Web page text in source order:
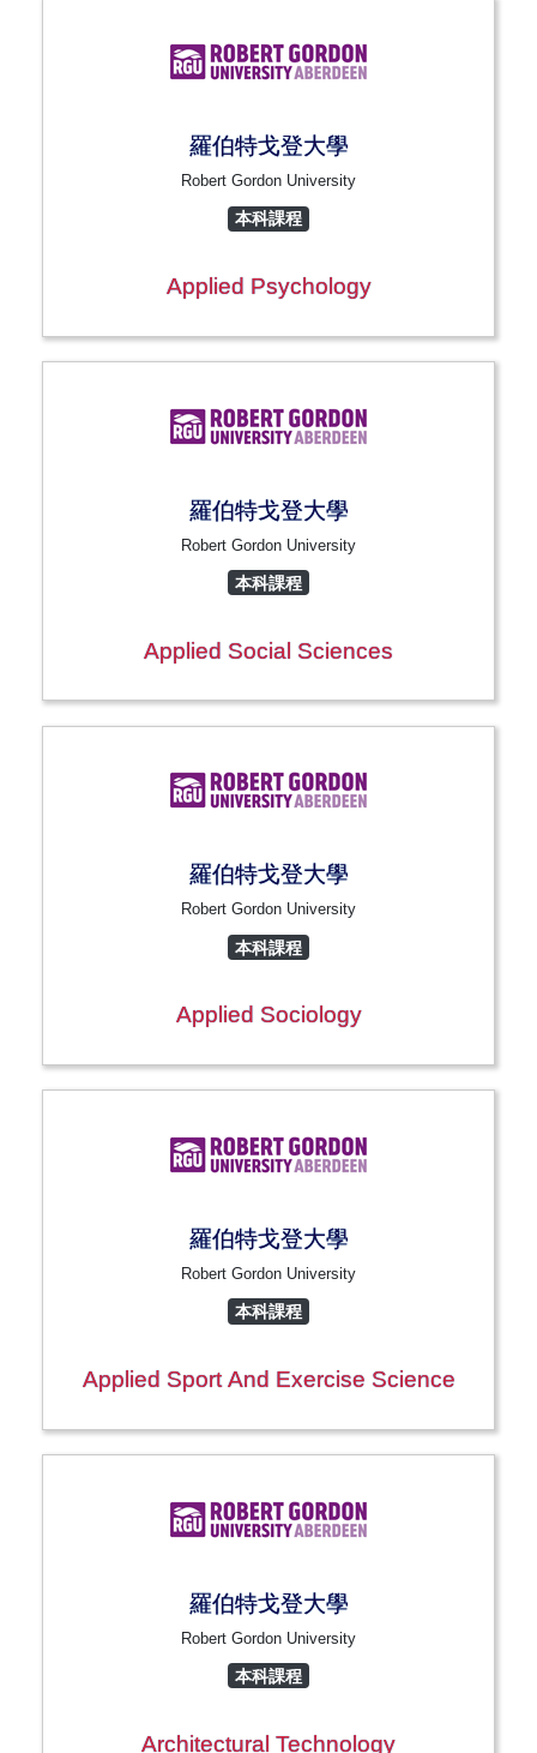
羅伯特戈登大學
Robert Gordon University
本科課程
Applied Psychology
羅伯特戈登大學
Robert Gordon University
本科課程
Applied Social Sciences
羅伯特戈登大學
Robert Gordon University
本科課程
Applied Sociology
羅伯特戈登大學
Robert Gordon University
本科課程
Applied Sport And Exercise Science
羅伯特戈登大學
Robert Gordon University
本科課程
Architectural Technology